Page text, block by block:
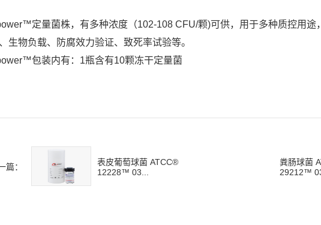
定量菌株，有多种浓度（102-108 CFU/颗)可供，用于多种质控用途
生物负载、防腐效力验证、致死率试验等。
包装内有：1瓶含有10颗冻干定量菌
篇：
表皮葡萄球菌 ATCC®
12228™ 03...
粪肠球菌
29212™